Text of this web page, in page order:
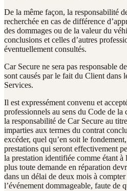
De la même façon, la responsabilité
recherchée en cas de différence
des dommages ou de la valeur du
conclusions et celles d’autres
éventuellement consultés.
Car Secure ne sera pas responsable
sont causés par le fait du Client dans
Services.
Il est expressément convenu et
professionnels au sens du Code de la
la responsabilité de Car Secure au
imparties aux termes du contrat
excéder, quel qu’en soit le
prestations qui seront effectivement
la prestation identifiée comme étant
plus toute demande en réparation
dans un délai de deux mois à
l’événement dommageable, faute de